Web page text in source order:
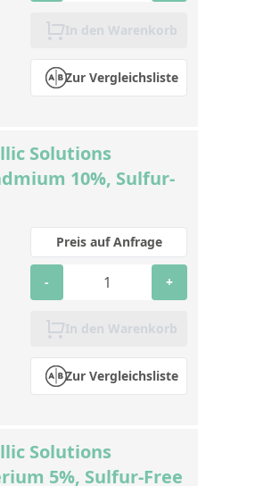
Zur Vergleichsliste
In den Warenkorb
Solutions
10%, Sulfur-
Zur Vergleichsliste
Preis auf Anfrage
- +
In den Warenkorb
Solutions
5%, Sulfur-Free